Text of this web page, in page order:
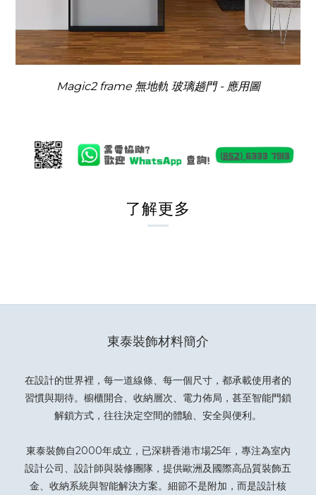
Magic2 frame 無地軌 玻璃趟門 - 應用圖
了解更多
東泰裝飾材料簡介
在設計的世界裡，每一道線條、每一個尺寸，都承載使用者的
習慣與期待。櫥櫃開合、收納層次、電力佈局，甚至智能門鎖
解鎖方式，往往決定空間的體驗、安全與便利。
東泰裝飾自2000年成立，已深耕香港市場25年，專注為室內
設計公司、設計師與裝修團隊，提供歐洲及國際高品質裝飾五
金、收納系統與智能解決方案。細節不是附加，而是設計核